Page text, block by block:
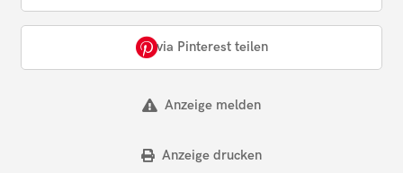
via Pinterest teilen
Anzeige melden
Anzeige drucken